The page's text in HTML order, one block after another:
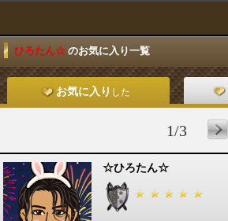
ひろたん☆ のお気に入り一覧
お気に入り した
1/3
☆ひろたん☆